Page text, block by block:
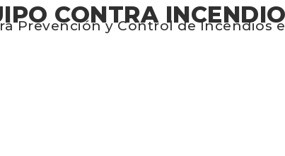
CONTRA
Prevención y Control de Incendios